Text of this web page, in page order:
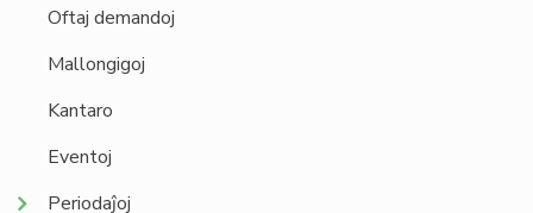
Oftaj demandoj
Mallongigoj
Kantaro
Eventoj
Periodaĵoj